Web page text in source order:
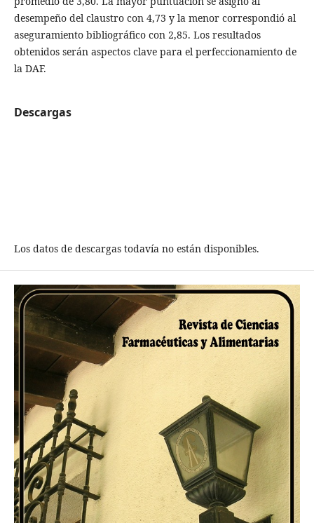
desempeño del claustro con 4,73 y la menor correspondió al
aseguramiento bibliográfico con 2,85. Los resultados
obtenidos serán aspectos clave para el perfeccionamiento de
la DAF.
Descargas
Los datos de descargas todavía no están disponibles.